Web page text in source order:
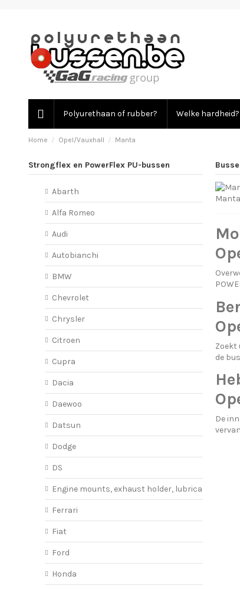
Polyurethaan of rubber? Welke hardheid?
Home Opel/Vauxhall Manta
Zoekt
de
De
Strongflex en PowerFlex PU-bussen
Abarth
Alfa Romeo
Audi
Autobianchi
BMW
Chevrolet
Chrysler
Citroen
Cupra
Dacia
Daewoo
Datsun
Dodge
DS
Engine mounts, exhaust holder, lubricant
Ferrari
Fiat
Ford
Honda